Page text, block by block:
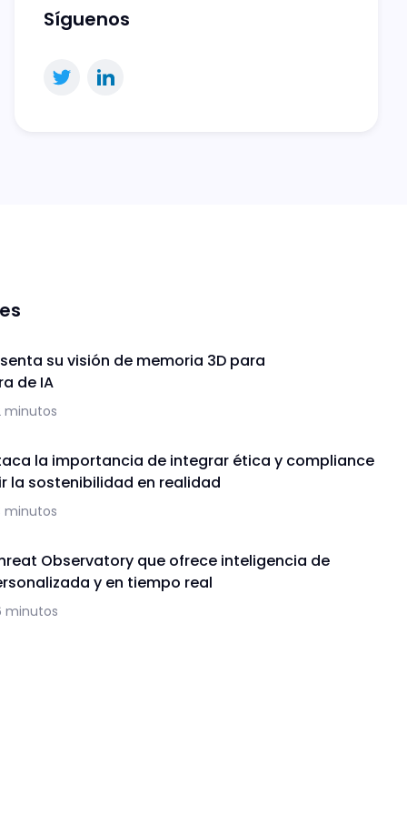
Síguenos
su visión de memoria 3D para
de IA
minutos
la importancia de integrar ética y compliance
la sostenibilidad en realidad
minutos
Observatory que ofrece inteligencia de
y en tiempo real
minutos